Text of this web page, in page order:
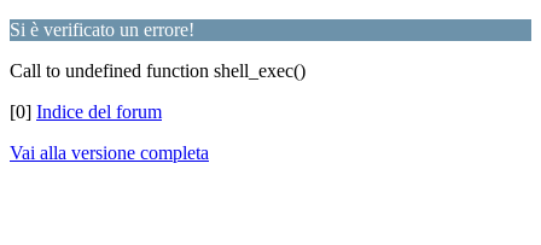
Si è verificato un errore!
Call to undefined function shell_exec()
[0] Indice del forum
Vai alla versione completa